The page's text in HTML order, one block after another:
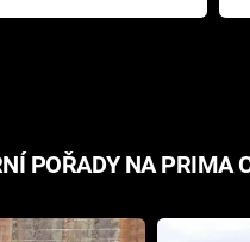
ráznou
POŘADY NA PRIMA